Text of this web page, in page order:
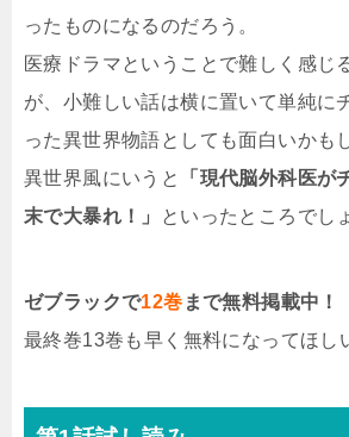
ったものになるのだろう。
医療ドラマということで難しく感じ
が、小難しい話は横に置いて単純に
った異世界物語としても面白いかも
異世界風にいうと
「現代脳外科医が
末で大暴れ！」
といったところでし
ゼブラックで12巻 まで無料掲載中！
最終巻13巻も早く無料になってほし